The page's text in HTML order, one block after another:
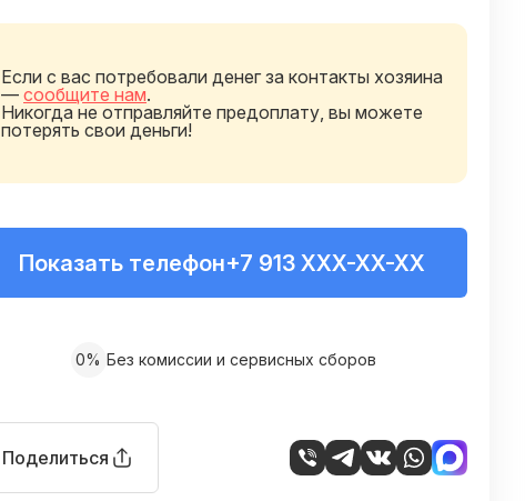
Если с вас потребовали денег за контакты хозяина
— сообщите нам.
Никогда не отправляйте предоплату, вы можете
потерять свои деньги!
Показать телефон+7 913 XXX-XX-XX
0% Без комиссии и сервисных сборов
Поделиться